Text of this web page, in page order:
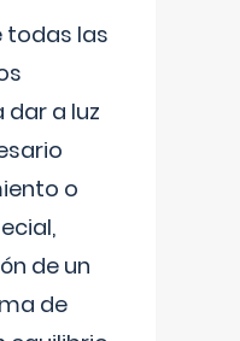
todas las
a luz
o
de un
de